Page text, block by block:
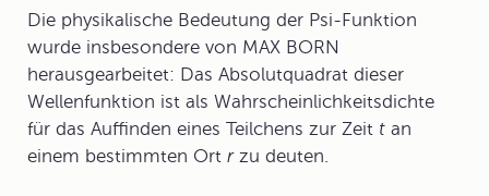
Die physikalische Bedeutung der Psi-Funktion
wurde insbesondere von MAX BORN
herausgearbeitet: Das Absolutquadrat dieser
Wellenfunktion ist als Wahrscheinlichkeitsdichte
für das Auffinden eines Teilchens zur Zeit t an
einem bestimmten Ort rzu deuten.